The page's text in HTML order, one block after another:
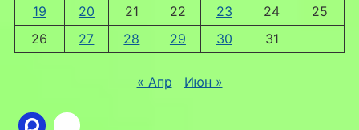
19
20 21 22 23 24
25
26
27 28 29 30 31
« Апр Июн »